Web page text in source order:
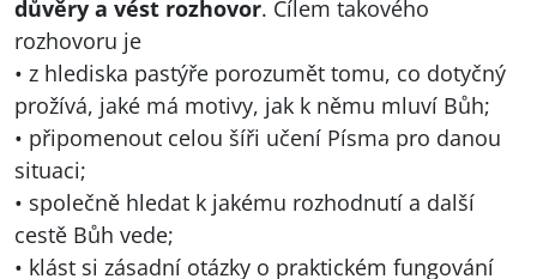
důvěry a vést rozhovor. Cílem takového
rozhovoru je
• z hlediska pastýře porozumět tomu, co dotyčný
prožívá, jaké má motivy, jak k němu mluví Bůh;
• připomenout celou šíři učení Písma pro danou
situaci;
• společně hledat k jakému rozhodnutí a další
cestě Bůh vede;
• klást si zásadní otázky o praktickém fungování